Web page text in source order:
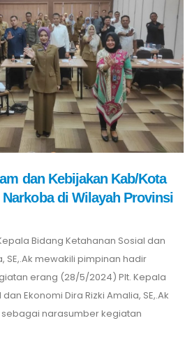
dan Kebijakan Kab/Kota
di Wilayah Provinsi
Bidang Ketahanan Sosial dan
SE,.Ak mewakili pimpinan hadir
erang (28/5/2024) Plt. Kepala
Ekonomi Dira Rizki Amalia, SE,.Ak
narasumber kegiatan